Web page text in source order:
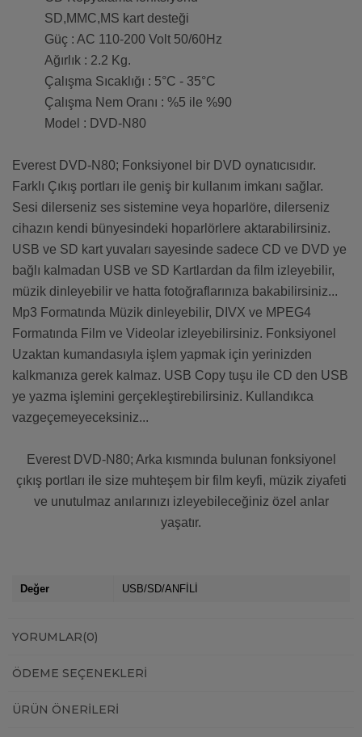
SD,MMC,MS kart desteği
Güç : AC 110-200 Volt 50/60Hz
Ağırlık : 2.2 Kg.
Çalışma Sıcaklığı : 5°C - 35°C
Çalışma Nem Oranı : %5 ile %90
Model : DVD-N80
Everest DVD-N80; Fonksiyonel bir DVD oynatıcısıdır.
Farklı Çıkış portları ile geniş bir kullanım imkanı sağlar.
Sesi dilerseniz ses sistemine veya hoparlöre, dilerseniz
cihazın kendi bünyesindeki hoparlörlere aktarabilirsiniz.
USB ve SD kart yuvaları sayesinde sadece CD ve DVD ye
bağlı kalmadan USB ve SD Kartlardan da film izleyebilir,
müzik dinleyebilir ve hatta fotoğraflarınıza bakabilirsiniz...
Mp3 Formatında Müzik dinleyebilir, DIVX ve MPEG4
Formatında Film ve Videolar izleyebilirsiniz. Fonksiyonel
Uzaktan kumandasıyla işlem yapmak için yerinizden
kalkmanıza gerek kalmaz. USB Copy tuşu ile CD den USB
ye yazma işlemini gerçekleştirebilirsiniz. Kullandıkca
vazgeçemeyeceksiniz...
Everest DVD-N80; Arka kısmında bulunan fonksiyonel
çıkış portları ile size muhteşem bir film keyfi, müzik ziyafeti
ve unutulmaz anılarınızı izleyebileceğiniz özel anlar
yaşatır.
Değer USB/SD/ANFİLİ
YORUMLAR(0)
ÖDEME SEÇENEKLERI
ÜRÜN ÖNERILERI